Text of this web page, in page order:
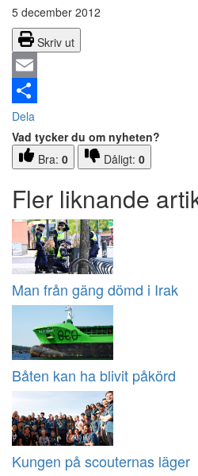
5 december 2012
Skriv ut
Email
Dela
Vad tycker du om nyheten?
Bra: 0 Dåligt: 0
Fler liknande
Man från gäng dömd i Irak
Båten kan ha blivit påkörd
Kungen på scouternas läger